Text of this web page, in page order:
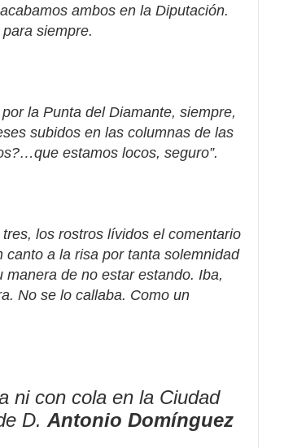
ambos en la Diputación.
siempre.
la Punta del Diamante, siempre,
subidos en las columnas de las
estamos locos, seguro”.
los rostros lívidos el comentario
a la risa por tanta solemnidad
manera de no estar estando. Iba,
No se lo callaba. Como un
ni con cola en la Ciudad
D. Antonio Domínguez